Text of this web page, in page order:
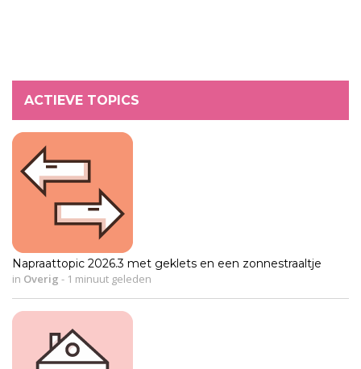
ACTIEVE TOPICS
Napraattopic 2026.3 met geklets en een zonnestraaltje
in Overig - 1 minuut geleden